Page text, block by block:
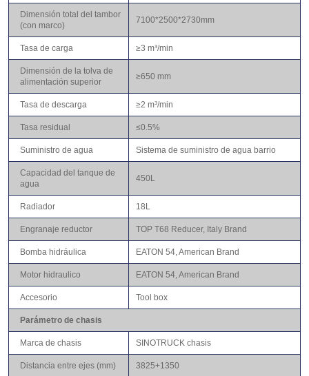
Dimensión total del tambor
(con marco)
7100*2500*2730mm
Tasa de carga ≥3 m³/min
Dimensión de la tolva de
alimentación superior
≥650 mm
Tasa de descarga ≥2 m³/min
Tasa residual ≤0.5%
Suministro de agua Sistema de suministro de agua barrio
Capacidad del tanque de
agua
450L
Radiador 18L
Engranaje reductor TOP T68 Reducer, Italy Brand
Bomba hidráulica EATON 54, American Brand
Motor hidraulico EATON 54, American Brand
Accesorio Tool box
Parámetro de chasis
Marca de chasis SINOTRUCK chasis
Distancia entre ejes (mm) 3825+1350